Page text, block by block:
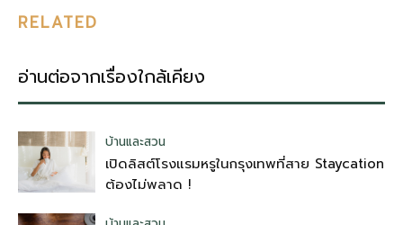
RELATED
อ่านต่อจากเรื่องใกล้เคียง
บ้านและสวน
เปิดลิสต์โรงแรมหรูในกรุงเทพที่สาย Staycation
ต้องไม่พลาด !